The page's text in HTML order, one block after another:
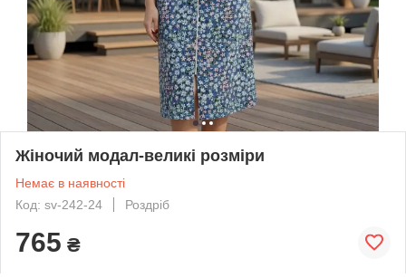
Жіночий модал-великі розміри
Немає в наявності
Код: sv-242-24
Роздріб
765 ₴